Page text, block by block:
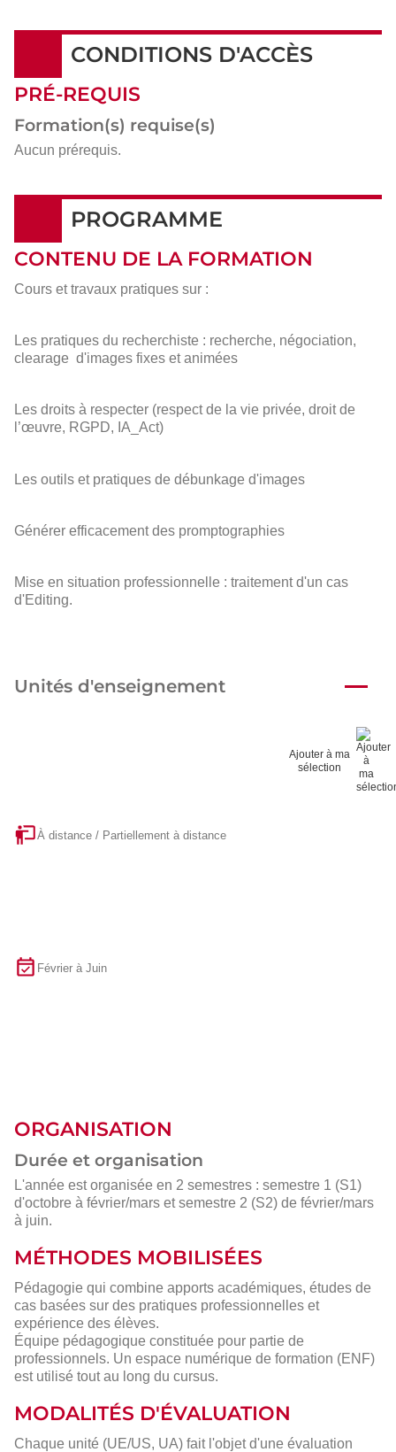
CONDITIONS D'ACCÈS
PRÉ-REQUIS
Formation(s) requise(s)
Aucun prérequis.
PROGRAMME
CONTENU DE LA FORMATION
Cours et travaux pratiques sur :
Les pratiques du recherchiste : recherche, négociation,
clearage d'images fixes et animées
Les droits à respecter (respect de la vie privée, droit de
l’œuvre, RGPD, IA_Act)
Les outils et pratiques de débunkage d'images
Générer efficacement des promptographies
Mise en situation professionnelle : traitement d'un cas
d'Editing.
Unités d'enseignement
Ajouter à ma
sélection
À distance / Partiellement à distance
Février à Juin
ORGANISATION
Durée et organisation
L'année est organisée en 2 semestres : semestre 1 (S1)
d'octobre à février/mars et semestre 2 (S2) de février/mars
à juin.
MÉTHODES MOBILISÉES
Pédagogie qui combine apports académiques, études de
cas basées sur des pratiques professionnelles et
expérience des élèves.
Équipe pédagogique constituée pour partie de
professionnels. Un espace numérique de formation (ENF)
est utilisé tout au long du cursus.
MODALITÉS D'ÉVALUATION
Chaque unité (UE/US, UA) fait l'objet d'une évaluation